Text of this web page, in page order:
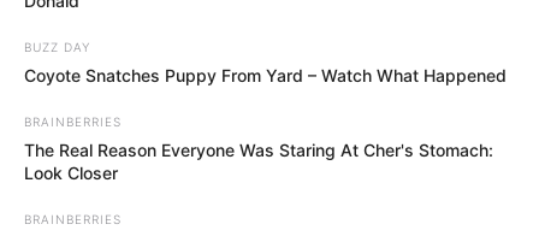
BUZZ DAY
Coyote Snatches Puppy From Yard – Watch What Happened
BRAINBERRIES
The Real Reason Everyone Was Staring At Cher's Stomach:
Look Closer
BRAINBERRIES